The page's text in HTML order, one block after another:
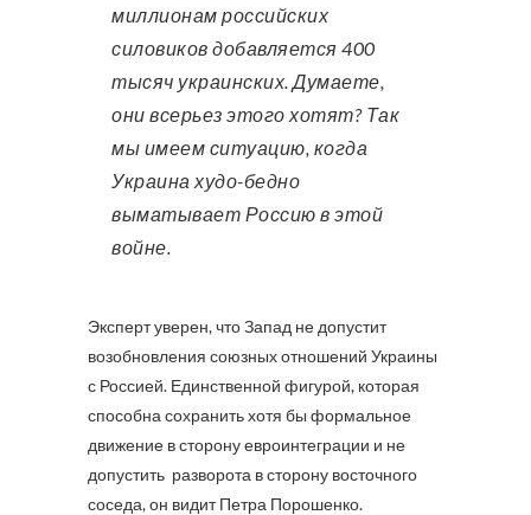
миллионам российских
силовиков добавляется 400
тысяч украинских. Думаете,
они всерьез этого хотят? Так
мы имеем ситуацию, когда
Украина худо-бедно
выматывает Россию в этой
войне.
Эксперт уверен, что Запад не допустит
возобновления союзных отношений Украины
с Россией. Единственной фигурой, которая
способна сохранить хотя бы формальное
движение в сторону евроинтеграции и не
допустить разворота в сторону восточного
соседа, он видит Петра Порошенко.